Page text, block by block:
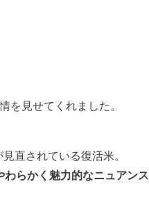
を見せてくれました。
直されている復活米。
らかく魅力的なニュアンス